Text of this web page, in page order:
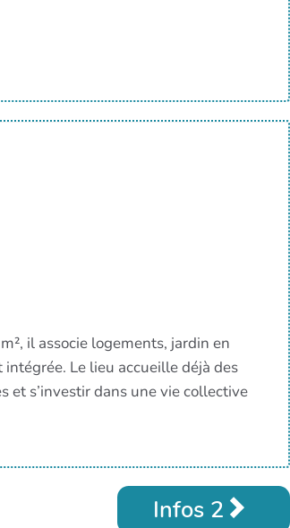
il associe logements, jardin en
Le lieu accueille déjà des
et s’investir dans une vie collective
Infos 2